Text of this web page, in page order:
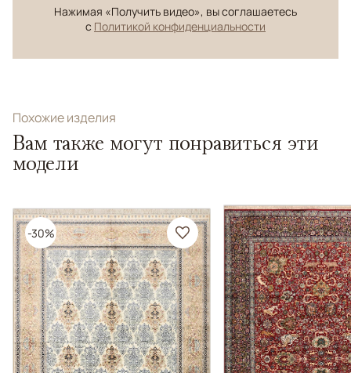
Нажимая «Получить видео», вы соглашаетесь
с Политикой конфиденциальности
Похожие изделия
Вам также могут понравиться эти
модели
-30%